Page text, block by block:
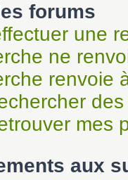
forums
une
ne
renvoie
mes
aux